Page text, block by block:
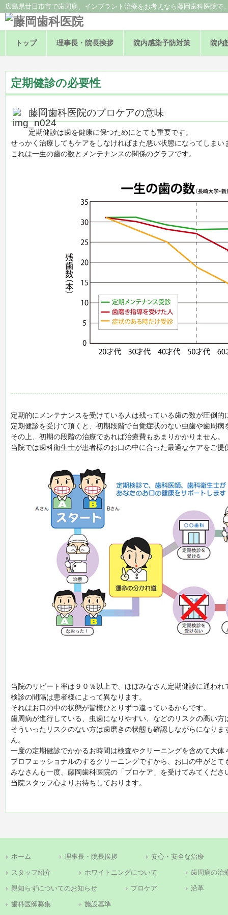
広島県廿日市市で歯周病、インプラント治療をお考えなら藤岡歯科医院で
トップ 理事長・院長挨拶 院内感染予防対策 院内
定期健診の必要性
藤岡歯科医院のプロケアの意味
定期健診は歯を健康に保つためにとても重要です。
せっかく治療してもケアをしなければまた悪い状態になってしまい
これは一生の歯の数とメンテナンスの関係のグラフです。
定期的にメンテナンスを受けている人は残っている歯の数が圧倒的
定期健診を受けて頂くと、初期段階で自覚症状のない虫歯や歯周病
その上、初期の段階の治療であれば治療費もあまりかかりません。
当院では歯科衛生士が患者様のお口の中に合った最適なケアをご提
当院のリピート率は９０％以上で、ほぼみなさん定期健診に通われ
検診の間隔は患者様によって異なります。
それはお口の中の状態が皆様ひとりずつ違っているからです。
歯周病が進行している、虫歯になりやすい、などのリスクの高い方
そういったリスクのない方は歯磨きの状態も確認しながらになり
ん。
一度の定期健診でかかるお時間は検査やクリーニングを含めて大体
プロフェッショナルのするクリーニングですから、お口の中がと
みなさんも一度、藤岡歯科医院の「プロケア」を受けてみてくださ
当院スタッフ心よりお待ちしております。
ホーム 理事長・院長挨拶 安心・安全な治療
スタッフ紹介 ホワイトニングについて 歯周病の治
親知らずについてのお知らせ プロケア 沿革
歯科医師募集 施設基準